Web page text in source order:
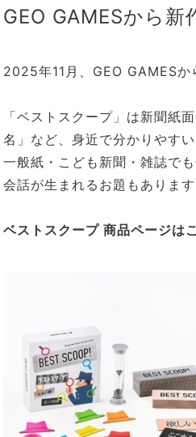
GEO GAMESから
2025年11月、GEO GAMESか
「ベストスクープ」は新聞紙
名」など、身近で分かりやす
一般紙・こども新聞・雑誌で
会話が生まれるお題もありま
ベストスクープ 商品ページは